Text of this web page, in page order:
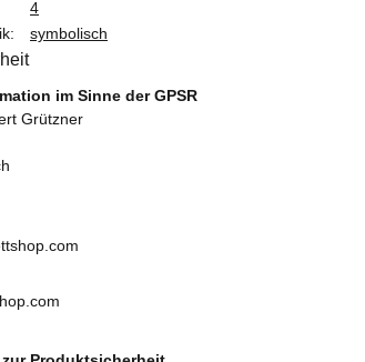
4
symbolisch
im Sinne der GPSR
Grützner